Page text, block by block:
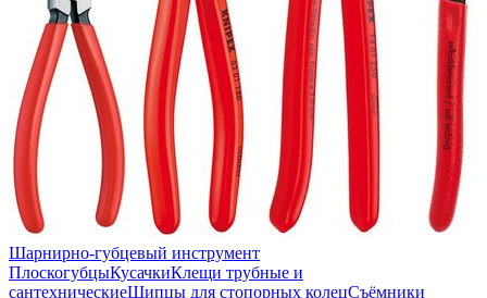
Шарнирно-губцевый инструмент
ПлоскогубцыКусачкиКлещи трубные и
сантехническиеЩипцы для стопорных колецСъёмники